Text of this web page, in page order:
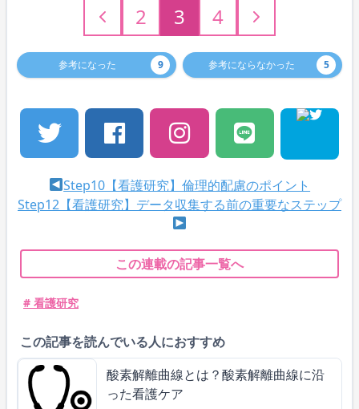
2 3 4
参考になった 9 参考にならなかった 5
Step10【看護研究】倫理的配慮のポイント
Step12【看護研究】データ収集する前の重要なステップ
この連載の記事一覧へ
# 看護研究
この記事を読んでいる人におすすめ
酸素解離曲線とは？酸素解離曲線に沿
った看護ケア